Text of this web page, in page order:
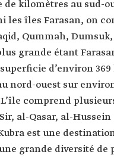
de kilomètres au sud-
les îles Farasan, on
Qummah,
grande étant
d’environ 369
nord-ouest sur
comprend
al-Qasar, al-
est une
grande diversité de